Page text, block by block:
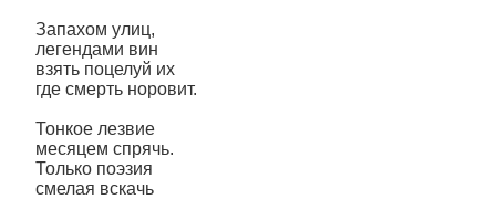
Запахом улиц,
легендами вин
взять поцелуй их
где смерть норовит.
Тонкое лезвие
месяцем спрячь.
Только поэзия
смелая вскачь